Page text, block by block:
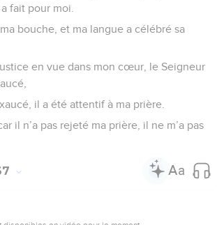
fait pour moi.
bouche, et ma langue a célébré sa
en vue dans mon cœur, le Seigneur
il a été attentif à ma prière.
il n’a pas rejeté ma prière, il ne m’a pas